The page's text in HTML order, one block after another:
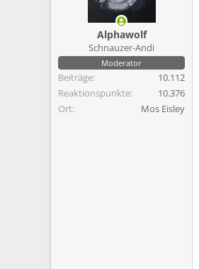
Alphawolf
Schnauzer-Andi
Moderator
Beiträge
10.112
Reaktionspunkte
10.376
Ort
Mos Eisley